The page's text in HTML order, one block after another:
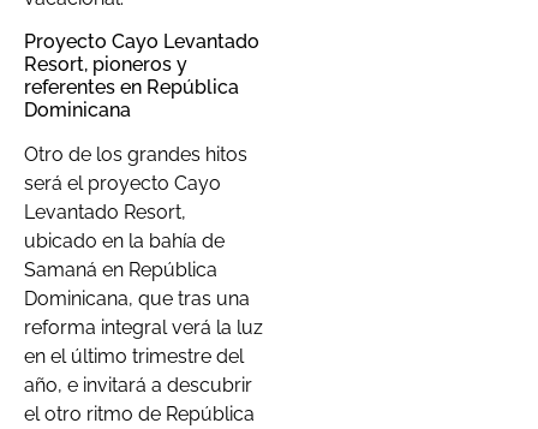
Proyecto Cayo Levantado
Resort, pioneros y
referentes en República
Dominicana
Otro de los grandes hitos
será el proyecto Cayo
Levantado Resort,
ubicado en la bahía de
Samaná en República
Dominicana, que tras una
reforma integral verá la luz
en el último trimestre del
año, e invitará a descubrir
el otro ritmo de República